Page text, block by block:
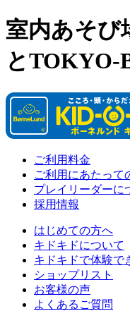
室内あそび
とTOKYO-
ご利用料金
ご利用にあたって
プレイリーダーに
採用情報
はじめての方へ
キドキドについて
キドキドで体験で
ショップリスト
お客様の声
よくあるご質問